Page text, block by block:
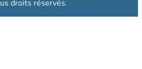
droits réservés.